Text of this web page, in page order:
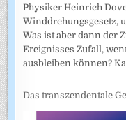
Physiker Heinrich
Winddrehungsgesetz,
Was ist aber dann der
Ereignisses Zufall,
ausbleiben können?
Das transzendentale